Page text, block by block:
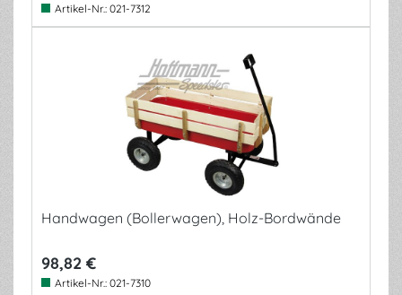
Artikel-Nr.: 021-7312
Handwagen (Bollerwagen), Holz-Bordwände
98,82 €
Artikel-Nr.: 021-7310